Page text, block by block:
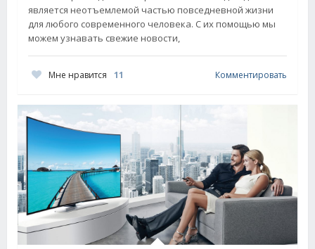
является неотъемлемой частью повседневной жизни
для любого современного человека. С их помощью мы
можем узнавать свежие новости,
Мне нравится 11 Комментировать